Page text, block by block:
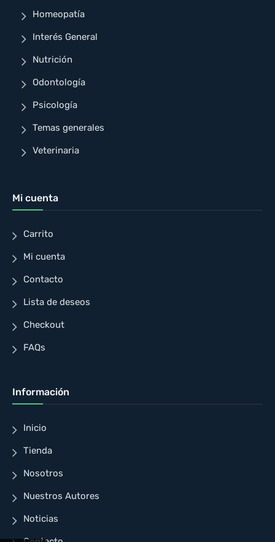
Homeopatía
Interés General
Nutrición
Odontología
Psicología
Temas generales
Veterinaria
Mi cuenta
Carrito
Mi cuenta
Contacto
Lista de deseos
Checkout
FAQs
Información
Inicio
Tienda
Nosotros
Nuestros Autores
Noticias